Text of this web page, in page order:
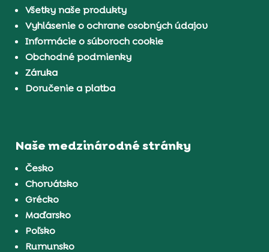
Všetky naše produkty
Vyhlásenie o ochrane osobných údajov
Informácie o súboroch cookie
Obchodné podmienky
Záruka
Doručenie a platba
Naše medzinárodné stránky
Česko
Chorvátsko
Grécko
Maďarsko
Poľsko
Rumunsko